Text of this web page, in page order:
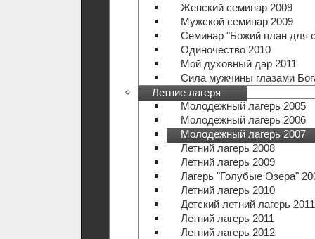
Женский семинар 2009
Мужской семинар 2009
Семинар "Божий план для
Одиночество 2010
Мой духовный дар 2011
Сила мужчины глазами
Летние лагеря
Молодежный лагерь 2005
Молодежный лагерь 2006
Молодежный лагерь 2007
Летний лагерь 2008
Летний лагерь 2009
Лагерь "Голубые Озера"
Летний лагерь 2010
Детский летний лагерь 2011
Летний лагерь 2011
Летний лагерь 2012